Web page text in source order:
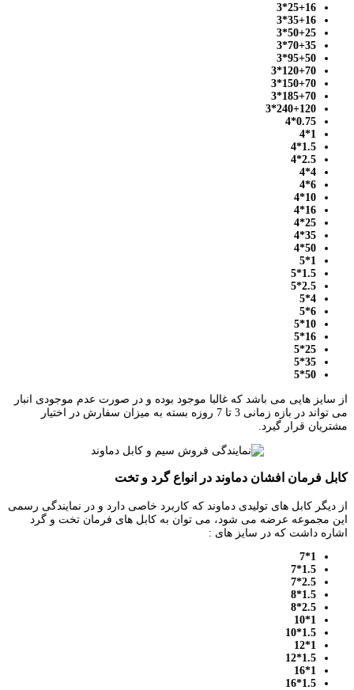
25+16*3
35+16*3
50+25*3
70+35*3
95+50*3
120+70*3
150+70*3
185+70*3
240+120*3
0.75*4
1*4
1.5*4
2.5*4
4*4
6*4
10*4
16*4
25*4
35*4
50*4
1*5
1.5*5
2.5*5
4*5
6*5
10*5
16*5
25*5
35*5
50*5
از سایز هایی می باشد که غالبا موجود بوده و در صورت عدم موجودی انبار
می تواند در بازه زمانی 3 تا 7 روزه بسته به میزان سفارش در اختیار
مشتریان قرار گیرد.
کابل فرمان افشان دماوند در انواع گرد و تخت
از دیگر کابل های تولیدی دماوند که کاربرد خاصی دارد و در نمایندگی رسمی
این مجموعه عرضه می شود، می توان به کابل های فرمان تخت و گرد
اشاره داشت که در سایز های :
1*7
1.5*7
2.5*7
1.5*8
2.5*8
1*10
1.5*10
1*12
1.5*12
1*16
1.5*16